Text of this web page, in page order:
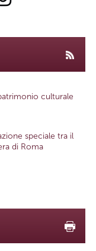
culturale
speciale tra il
di Roma